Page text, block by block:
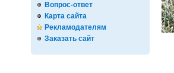
Вопрос-ответ
Карта сайта
Рекламодателям
Заказать сайт